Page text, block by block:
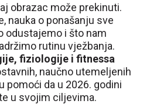
obrazac može prekinuti.
nauka o ponašanju sve
odustajemo i što nam
rutinu vježbanja.
fiziologije i fitnessa
naučno utemeljenih
pomoći da u 2026. godini
u svojim ciljevima.